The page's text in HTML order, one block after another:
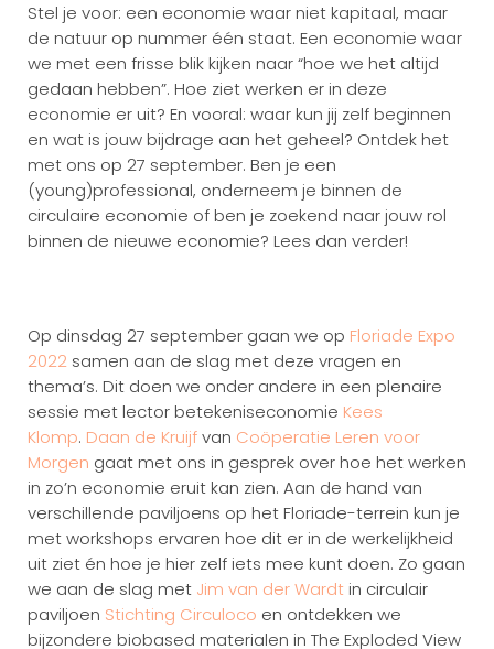
Stel je voor: een economie waar niet kapitaal, maar
de natuur op nummer één staat. Een economie waar
we met een frisse blik kijken naar “hoe we het altijd
gedaan hebben”. Hoe ziet werken er in deze
economie er uit? En vooral: waar kun jij zelf beginnen
en wat is jouw bijdrage aan het geheel? Ontdek het
met ons op 27 september. Ben je een
(young)professional, onderneem je binnen de
circulaire economie of ben je zoekend naar jouw rol
binnen de nieuwe economie? Lees dan verder!
Op dinsdag 27 september gaan we op Floriade Expo
2022 samen aan de slag met deze vragen en
thema’s. Dit doen we onder andere in een plenaire
sessie met lector betekeniseconomie Kees
Klomp. Daan de Kruijfvan Coöperatie Leren voor
Morgen gaat met ons in gesprek over hoe het werken
in zo’n economie eruit kan zien. Aan de hand van
verschillende paviljoens op het Floriade-terrein kun je
met workshops ervaren hoe dit er in de werkelijkheid
uit ziet én hoe je hier zelf iets mee kunt doen. Zo gaan
we aan de slag met Jim van der Wardt in circulair
paviljoen Stichting Circuloco en ontdekken we
bijzondere biobased materialen in The Exploded View